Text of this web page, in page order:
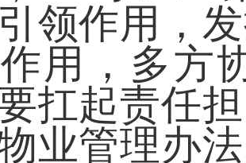
领作用，
用，多方
扛起责任
业管理办